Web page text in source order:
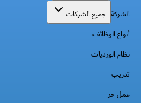
الشركة جميع الشركات
أنواع الوظائف
نظام الورديات
تدريب
عمل حر